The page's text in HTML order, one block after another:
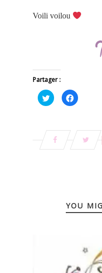
Voili voilou
Partager :
Cliquez
pour
partager
une
nouvelle
fenêtre)
Cliquez
pour
une
nouvelle
fenêtre)
YOU